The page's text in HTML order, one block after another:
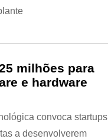
milhões para
e hardware
convoca startups
a desenvolverem